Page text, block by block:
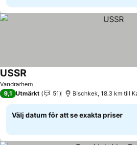
Vandrarhem
USSRSe priser
9,1 Utmärkt 51 Bischkek, 18.3 km till
Välj datum för att se exakta priser